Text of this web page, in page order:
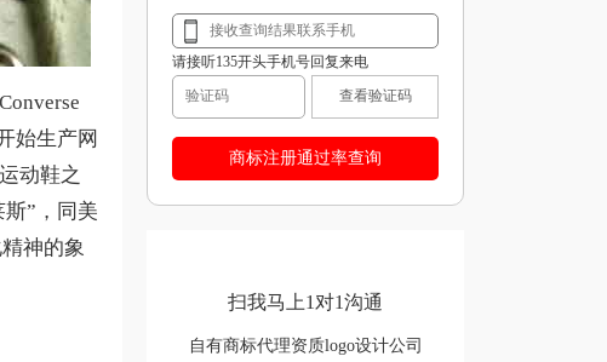
始生产网
动鞋之
”，同美
神的象
请接听135开头手机号回复来电
查看验证码
扫我马上1对1沟通
自有商标代理资质logo设计公司